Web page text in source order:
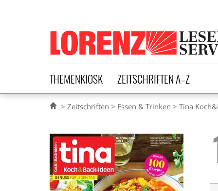
Lorenz Leserservice
THEMENKIOSK ZEITSCHRIFTEN A–Z
Zeitschriften Essen & Trinken Tina